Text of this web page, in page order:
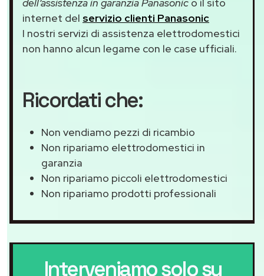
dell’assistenza in garanzia Panasonic o il sito
internet del servizio clienti Panasonic
I nostri servizi di assistenza elettrodomestici
non hanno alcun legame con le case ufficiali.
Ricordati che:
Non vendiamo pezzi di ricambio
Non ripariamo elettrodomestici in
garanzia
Non ripariamo piccoli elettrodomestici
Non ripariamo prodotti professionali
Interveniamo solo su